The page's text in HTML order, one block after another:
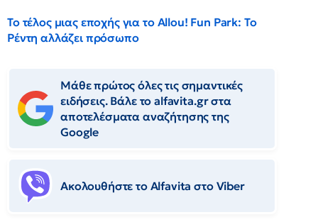
Το τέλος μιας εποχής για το Allou! Fun Park: Το
Ρέντη αλλάζει πρόσωπο
Μάθε πρώτος όλες τις σημαντικές
ειδήσεις. Βάλε το alfavita.gr στα
αποτελέσματα αναζήτησης της
Google
Ακολουθήστε το Αlfavita στο Viber